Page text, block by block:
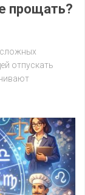
прощать?
отпускать